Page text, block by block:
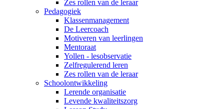
Zes rollen van de leraar
Pedagogiek
Klassenmanagement
De Leercoach
Motiveren van leerlingen
Mentoraat
Yollen - lesobservatie
Zelfregulerend leren
Zes rollen van de leraar
Schoolontwikkeling
Lerende organisatie
Levende kwaliteitszorg